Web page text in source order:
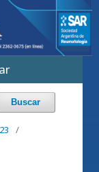
Buscar
/